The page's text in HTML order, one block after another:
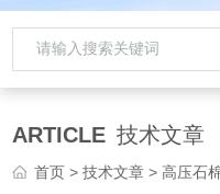
ARTICLE 技术文章
首页 >技术文章 > 高压石